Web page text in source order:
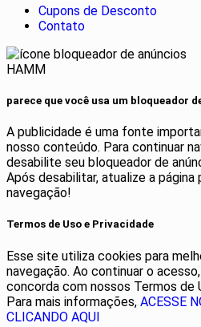
Cupons de Desconto
Contato
HAMM
parece que você usa um bloqueador
A publicidade é uma fonte
nosso conteúdo. Para continuar
desabilite seu bloqueador de
Após desabilitar, atualize a página
navegação!
Termos de Uso e Privacidade
Esse site utiliza cookies para
navegação. Ao continuar o
concorda com nossos Termos de
Para mais informações, ACESSE
CLICANDO AQUI